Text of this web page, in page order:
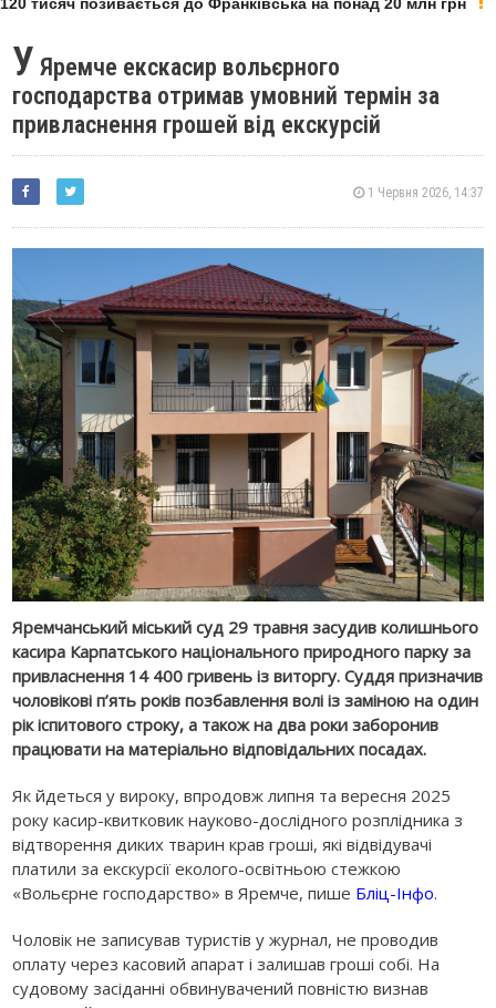
У Яремче екскасир вольєрного
господарства отримав умовний термін за
привласнення грошей від екскурсій
1 Червня 2026, 14:37
Яремчанський міський суд 29 травня засудив колишнього
касира Карпатського національного природного парку за
привласнення 14 400 гривень із виторгу. Суддя призначив
чоловікові п’ять років позбавлення волі із заміною на один
рік іспитового строку, а також на два роки заборонив
працювати на матеріально відповідальних посадах.
Як йдеться у вироку, впродовж липня та вересня 2025
року касир-квитковик науково-дослідного розплідника з
відтворення диких тварин крав гроші, які відвідувачі
платили за екскурсії еколого-освітньою стежкою
«Вольєрне господарство» в Яремче, пише Бліц-Інфо.
Чоловік не записував туристів у журнал, не проводив
оплату через касовий апарат і залишав гроші собі. На
судовому засіданні обвинувачений повністю визнав